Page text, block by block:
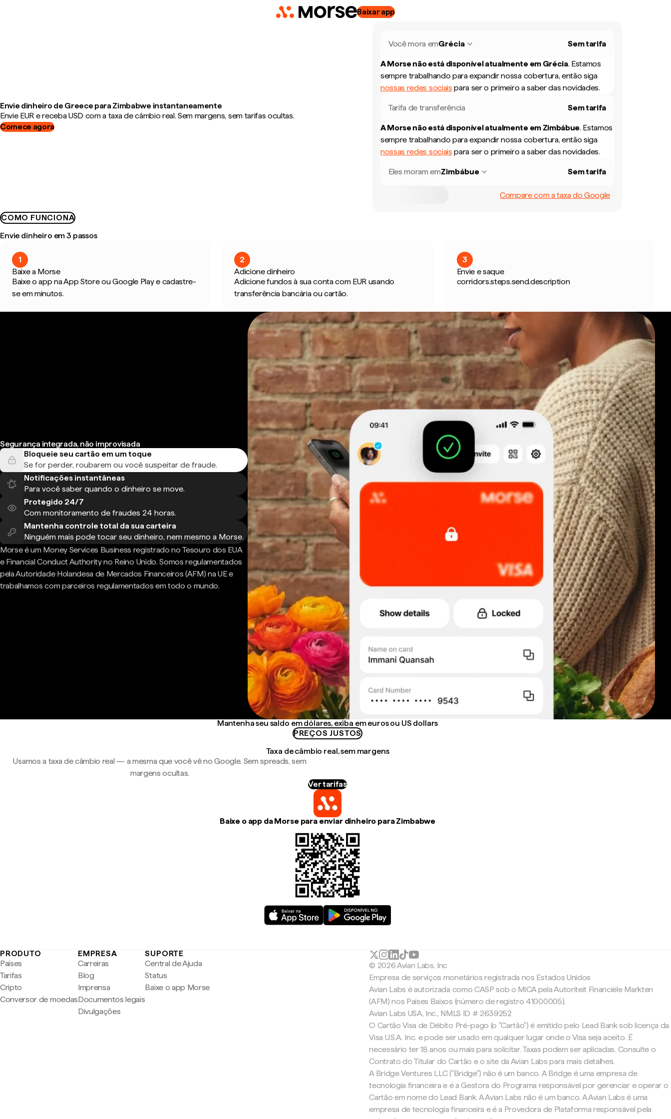
Baixar app
Envie dinheiro de Greece para Zimbabwe instantaneamente
Envie EUR e receba USD com a taxa de câmbio real. Sem margens, sem tarifas ocultas.
Comece agora
Você mora emGrécia Sem tarifa
A Morse não está disponível atualmente em Grécia. Estamos
sempre trabalhando para expandir nossa cobertura, então siga
nossas redes sociais para ser o primeiro a saber das novidades.
Tarifa de transferência Sem tarifa
A Morse não está disponível atualmente em Zimbábue. Estamos
sempre trabalhando para expandir nossa cobertura, então siga
nossas redes sociais para ser o primeiro a saber das novidades.
Eles moram emZimbábue Sem tarifa
Compare com a taxa do Google
COMO FUNCIONA
Envie dinheiro em 3 passos
1
Baixe a Morse
Baixe o app na App Store ou Google Play e cadastre-
se em minutos.
2
Adicione dinheiro
Adicione fundos à sua conta com EUR usando
transferência bancária ou cartão.
3
Envie e saque
corridors.steps.send.description
Segurança integrada, não improvisada
Bloqueie seu cartão em um toque
Se for perder, roubarem ou você suspeitar de fraude.
Notificações instantâneas
Para você saber quando o dinheiro se move.
Protegido 24/7
Com monitoramento de fraudes 24 horas.
Mantenha controle total da sua carteira
Ninguém mais pode tocar seu dinheiro, nem mesmo a Morse.
Morse é um Money Services Business registrado no Tesouro dos EUA
e Financial Conduct Authority no Reino Unido. Somos regulamentados
pela Autoridade Holandesa de Mercados Financeiros (AFM) na UE e
trabalhamos com parceiros regulamentados em todo o mundo.
Mantenha seu saldo em dólares, exiba em euros ou US dollars
PREÇOS JUSTOS
Taxa de câmbio real, sem margens
Usamos a taxa de câmbio real — a mesma que você vê no Google. Sem spreads, sem
margens ocultas.
Ver tarifas
Baixe o app da Morse para enviar dinheiro para Zimbabwe
PRODUTO
Países
Tarifas
Cripto
Conversor de moedas
EMPRESA
Carreiras
Blog
Imprensa
Documentos legais
Divulgações
SUPORTE
Central de Ajuda
Status
Baixe o app Morse
© 2026 Avian Labs, Inc
Empresa de serviços monetários registrada nos Estados Unidos
Avian Labs é autorizada como CASP sob o MiCA pela Autoriteit Financiële Markten
(AFM) nos Países Baixos (número de registro 41000005).
Avian Labs USA, Inc., NMLS ID # 2639252
O Cartão Visa de Débito Pré-pago (o "Cartão") é emitido pelo Lead Bank sob licença da
Visa U.S.A. Inc. e pode ser usado em qualquer lugar onde o Visa seja aceito. É
necessário ter 18 anos ou mais para solicitar. Taxas podem ser aplicadas. Consulte o
Contrato do Titular do Cartão e o site da Avian Labs para mais detalhes.
A Bridge Ventures LLC ("Bridge") não é um banco. A Bridge é uma empresa de
tecnologia financeira e é a Gestora do Programa responsável por gerenciar e operar o
Cartão em nome do Lead Bank. A Avian Labs não é um banco. A Avian Labs é uma
empresa de tecnologia financeira e é a Provedora de Plataforma responsável pela